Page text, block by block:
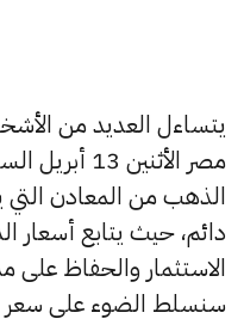
يتساءل العديد من
الذهب من المعادن التي
دائم، حيث يتابع أسعار
الاستثمار والحفاظ على
سنسلط الضوء على سعر